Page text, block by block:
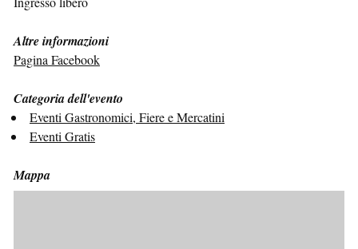
Altre informazioni
Pagina Facebook
Categoria dell'evento
Eventi Gastronomici, Fiere e Mercatini
Eventi Gratis
Mappa